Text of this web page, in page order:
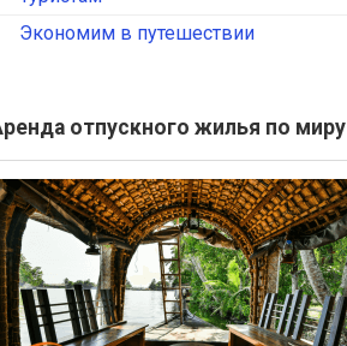
Экономим в путешествии
отпускного жилья по миру